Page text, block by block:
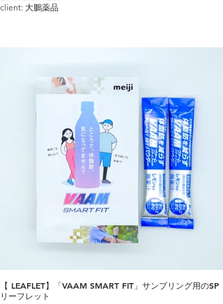
client: 大鵬薬品
【 LEAFLET】「VAAM SMART FIT」サンプリング用のSP
リーフレット